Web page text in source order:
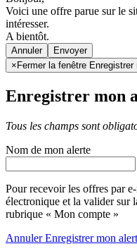
Voici une offre parue sur le
intéresser.
A bientôt.
Annuler
× Fermer la fenêtre Enregistrer
Enregistrer mon
Tous les champs sont
Nom de mon alerte
Pour recevoir les offres par
électronique et la valider sur
rubrique « Mon compte »
AnnulerEnregistrer mon